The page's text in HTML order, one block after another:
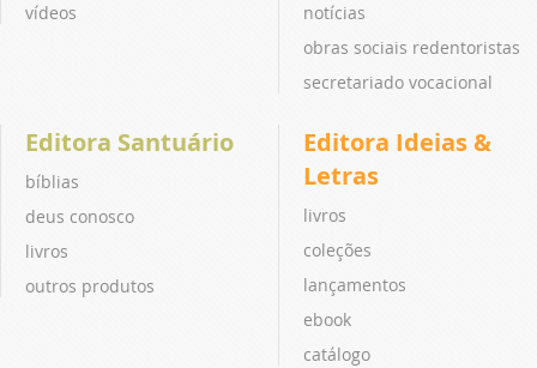
vídeos
notícias
obras sociais redentoristas
secretariado vocacional
Editora Santuário
bíblias
deus conosco
livros
outros produtos
Editora Ideias &
Letras
livros
coleções
lançamentos
ebook
catálogo